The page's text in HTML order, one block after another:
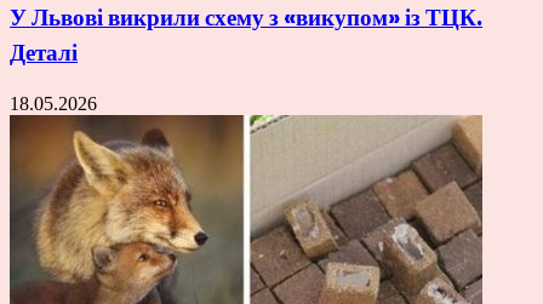
У Львові викрили схему з «викупом» із ТЦК.
Деталі
18.05.2026